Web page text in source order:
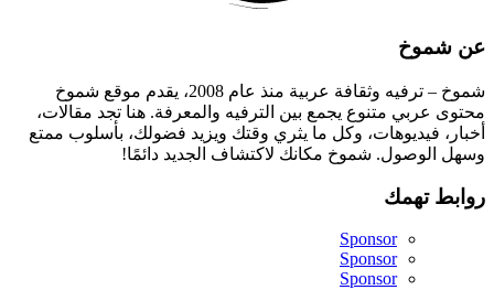
عن شموخ
شموخ – ترفيه وثقافة عربية منذ عام 2008، يقدم موقع شموخ
محتوى عربي متنوع يجمع بين الترفيه والمعرفة. هنا تجد مقالات،
أخبار، فيديوهات، وكل ما يثري وقتك ويزيد فضولك، بأسلوب ممتع
وسهل الوصول. شموخ مكانك لاكتشاف الجديد دائمًا!
روابط تهمك
Sponsor
Sponsor
Sponsor